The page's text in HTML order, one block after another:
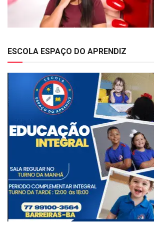
ESCOLA ESPAÇO DO APRENDIZ